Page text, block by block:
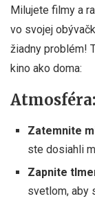
Milujete filmy a
vo svojej
žiadny problém!
kino ako doma:
Atmosféra:
Zatemnite
ste dosiahli
Zapnite
svetlom, aby